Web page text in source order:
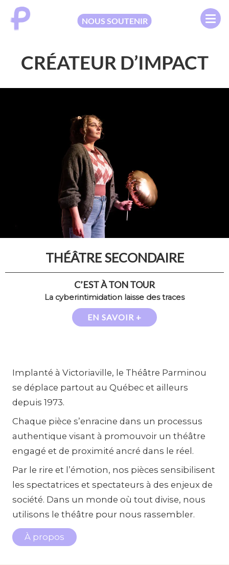
NOUS SOUTENIR
CRÉATEUR D’IMPACT
THÉÂTRE SECONDAIRE
C’EST À TON TOUR
La cyberintimidation laisse des traces
EN SAVOIR +
Implanté à Victoriaville, le Théâtre Parminou
se déplace partout au Québec et ailleurs
depuis 1973.
Chaque pièce s’enracine dans un processus
authentique visant à promouvoir un théâtre
engagé et de proximité ancré dans le réel.
Par le rire et l’émotion, nos pièces sensibilisent
les spectatrices et spectateurs à des enjeux de
société. Dans un monde où tout divise, nous
utilisons le théâtre pour nous rassembler.
À propos